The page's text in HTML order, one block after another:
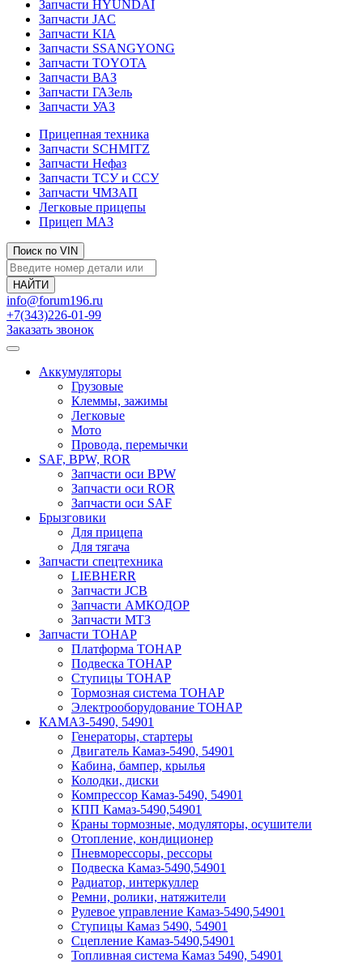
Запчасти HYUNDAI
Запчасти JAC
Запчасти KIA
Запчасти SSANGYONG
Запчасти TOYOTA
Запчасти ВАЗ
Запчасти ГАЗель
Запчасти УАЗ
Прицепная техника
Запчасти SCHMITZ
Запчасти Нефаз
Запчасти ТСУ и ССУ
Запчасти ЧМЗАП
Легковые прицепы
Прицеп МАЗ
Поиск по VIN
info@forum196.ru
+7(343)226-01-99
Заказать звонок
Аккумуляторы
Грузовые
Клеммы, зажимы
Легковые
Мото
Провода, перемычки
SAF, BPW, ROR
Запчасти оси BPW
Запчасти оси ROR
Запчасти оси SAF
Брызговики
Для прицепа
Для тягача
Запчасти спецтехника
LIEBHERR
Запчасти JCB
Запчасти АМКОДОР
Запчасти МТЗ
Запчасти ТОНАР
Платформа ТОНАР
Подвеска ТОНАР
Ступицы ТОНАР
Тормозная система ТОНАР
Электрооборудование ТОНАР
КАМАЗ-5490, 54901
Генераторы, стартеры
Двигатель Камаз-5490, 54901
Кабина, бампер, крылья
Колодки, диски
Компрессор Камаз-5490, 54901
КПП Камаз-5490,54901
Краны тормозные, модуляторы, осушители
Отопление, кондиционер
Пневморессоры, рессоры
Подвеска Камаз-5490,54901
Радиатор, интеркуллер
Ремни, ролики, натяжители
Рулевое управление Камаз-5490,54901
Ступицы Камаз 5490, 54901
Сцепление Камаз-5490,54901
Топливная система Камаз 5490, 54901